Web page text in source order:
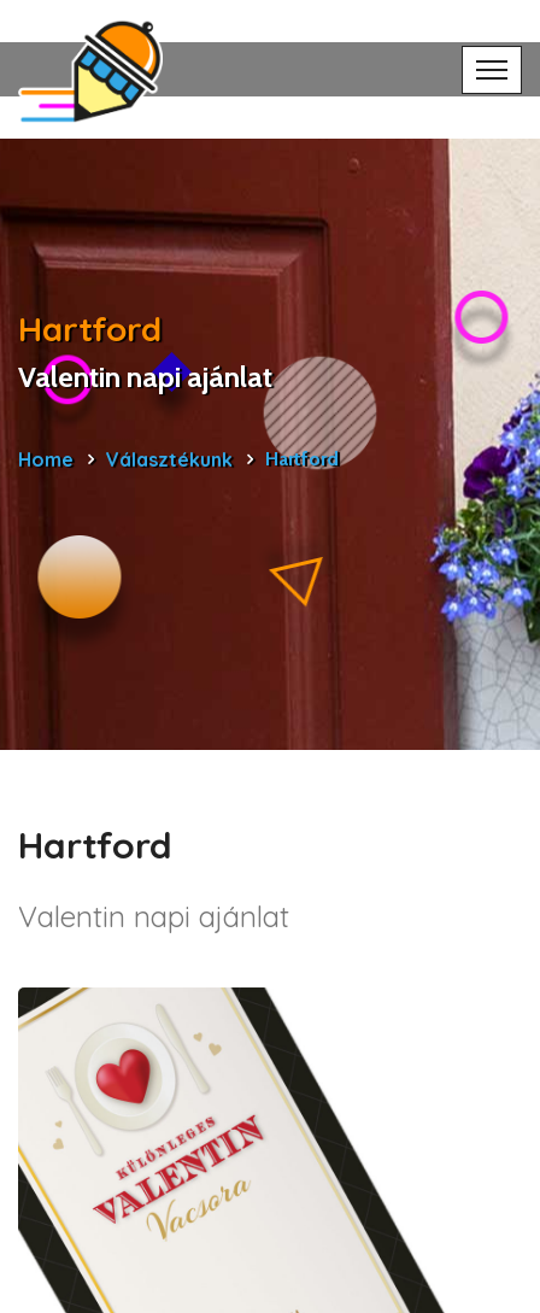
Hartford
Valentin napi ajánlat
Home Választékunk Hartford
Hartford
Valentin napi ajánlat